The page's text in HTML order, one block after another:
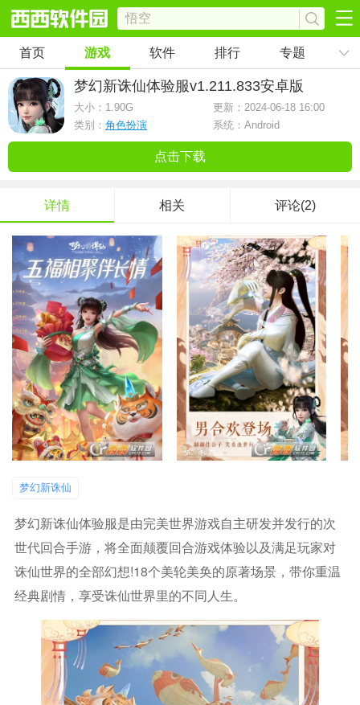
首页 游戏 软件 排行 专题
梦幻新诛仙体验服v1.211.833安卓版
大小： 1.90G
更新：2024-06-18 16:00
类别： 角色扮演 系统：Android
点击下载
详情 相关 评论(2)
梦幻新诛仙
梦幻新诛仙体验服是由完美世界游戏自主研发并发行的次
世代回合手游，将全面颠覆回合游戏体验以及满足玩家对
诛仙世界的全部幻想!18个美轮美奂的原著场景，带你重温
经典剧情，享受诛仙世界里的不同人生。